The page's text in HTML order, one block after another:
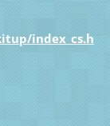
index_cs.h